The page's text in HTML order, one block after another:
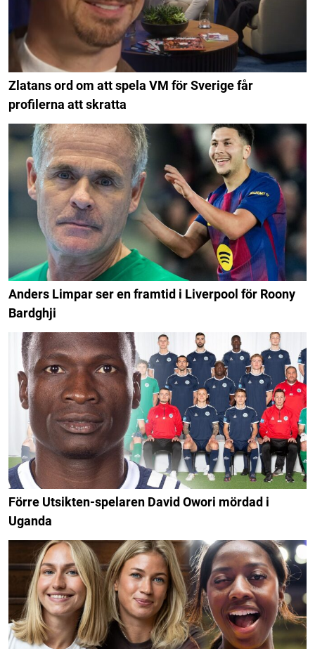
Zlatans ord om att spela VM för Sverige får
profilerna att skratta
Anders Limpar ser en framtid i Liverpool för Roony
Bardghji
Förre Utsikten-spelaren David Owori mördad i
Uganda